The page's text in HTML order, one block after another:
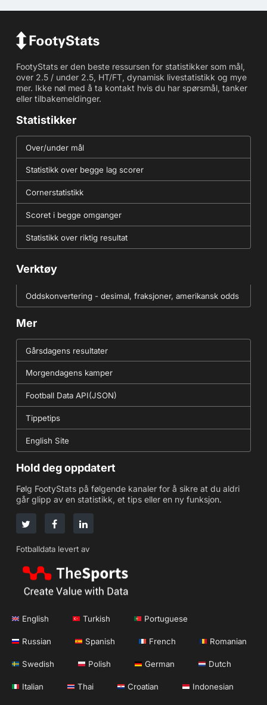
FootyStats er den beste ressursen for statistikker som mål,
over 2.5 / under 2.5, HT/FT, dynamisk livestatistikk og mye
mer. Ikke nøl med å ta kontakt hvis du har spørsmål, tanker
eller tilbakemeldinger.
Statistikker
Over/under mål
Statistikk over begge lag scorer
Cornerstatistikk
Scoret i begge omganger
Statistikk over riktig resultat
Verktøy
Oddskonvertering - desimal, fraksjoner, amerikansk odds
Mer
Gårsdagens resultater
Morgendagens kamper
Football Data API(JSON)
Tippetips
English Site
Hold deg oppdatert
Følg FootyStats på følgende kanaler for å sikre at du aldri
går glipp av en statistikk, et tips eller en ny funksjon.
Fotballdata levert av
English Turkish Portuguese
Russian Spanish French Romanian
Swedish Polish German Dutch
Italian Thai Croatian Indonesian